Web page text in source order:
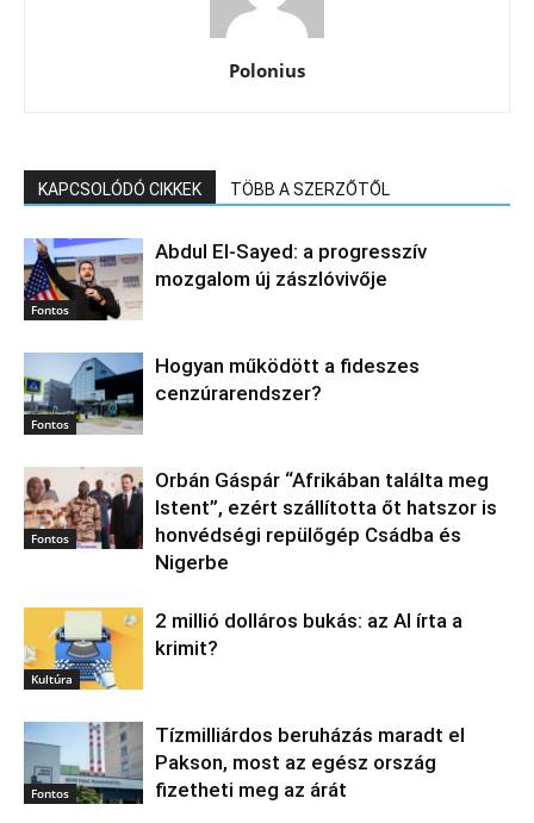
Polonius
KAPCSOLÓDÓ CIKKEK TÖBB A SZERZŐTŐL
Fontos
Abdul El‑Sayed: a progresszív
mozgalom új zászlóvivője
Fontos
Hogyan működött a fideszes
cenzúrarendszer?
Fontos
Orbán Gáspár “Afrikában találta meg
Istent”, ezért szállította őt hatszor is
honvédségi repülőgép Csádba és
Nigerbe
Kultúra
2 millió dolláros bukás: az AI írta a
krimit?
Fontos
Tízmilliárdos beruházás maradt el
Pakson, most az egész ország
fizetheti meg az árát